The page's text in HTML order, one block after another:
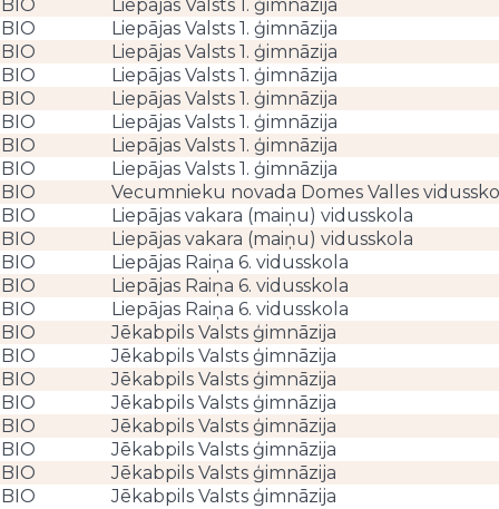
BIO
Liepājas Valsts 1. ģimnāzija
BIO
Liepājas Valsts 1. ģimnāzija
BIO
Liepājas Valsts 1. ģimnāzija
BIO
Liepājas Valsts 1. ģimnāzija
BIO
Liepājas Valsts 1. ģimnāzija
BIO
Liepājas Valsts 1. ģimnāzija
BIO
Liepājas Valsts 1. ģimnāzija
BIO
Liepājas Valsts 1. ģimnāzija
BIO
Vecumnieku novada Domes Valles
BIO
Liepājas vakara (maiņu) vidusskola
BIO
Liepājas vakara (maiņu) vidusskola
BIO
Liepājas Raiņa 6. vidusskola
BIO
Liepājas Raiņa 6. vidusskola
BIO
Liepājas Raiņa 6. vidusskola
BIO
Jēkabpils Valsts ģimnāzija
BIO
Jēkabpils Valsts ģimnāzija
BIO
Jēkabpils Valsts ģimnāzija
BIO
Jēkabpils Valsts ģimnāzija
BIO
Jēkabpils Valsts ģimnāzija
BIO
Jēkabpils Valsts ģimnāzija
BIO
Jēkabpils Valsts ģimnāzija
BIO
Jēkabpils Valsts ģimnāzija